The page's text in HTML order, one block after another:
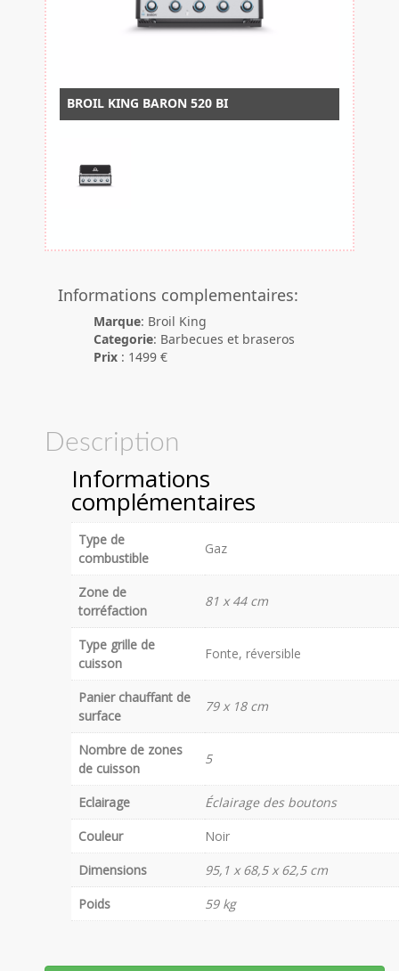
BROIL KING BARON 520 BI
Informations complementaires:
Marque: Broil King
Categorie: Barbecues et braseros
Prix : 1499 €
Description
Informations
complémentaires
Type de
combustible
Gaz
Zone de
torréfaction
81 x 44 cm
Type grille de
cuisson
Fonte, réversible
Panier chauffant de
surface
79 x 18 cm
Nombre de zones
de cuisson
5
Eclairage
Éclairage des boutons
Couleur
Noir
Dimensions
95,1 x 68,5 x 62,5 cm
Poids
59 kg